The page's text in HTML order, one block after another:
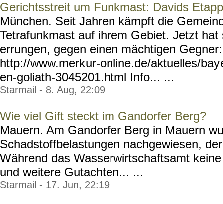
Gerichtsstreit um Funkmast: Davids
München. Seit Jahren kämpft die
Tetrafunkmast auf ihrem Gebiet. Jetzt
errungen, gegen einen mächtigen
http://www.merkur-online.de/aktuelles/bay
en-goliath-3045201.html Info... ...
Starmail - 8. Aug, 22:09
Wie viel Gift steckt im Gandorfer Berg?
Mauern. Am Gandorfer Berg in Mauern
Schadstoffbelastungen nachgewiesen,
Während das Wasserwirtschaftsamt
und weitere Gutachten... ...
Starmail - 17. Jun, 22:19